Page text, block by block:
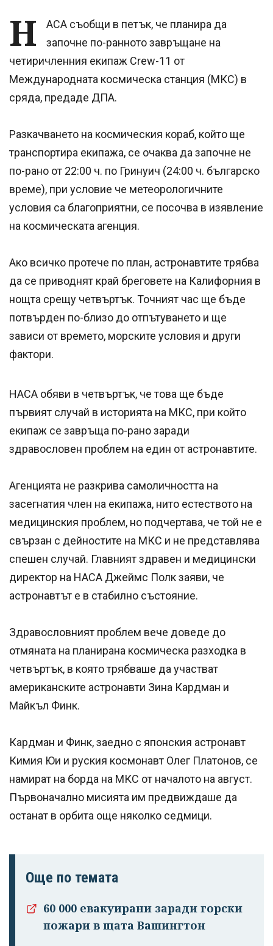
Н
АСА съобщи в петък, че планира да
започне по-ранното завръщане на
четиричленния екипаж Crew-11 от
Международната космическа станция (МКС) в
сряда, предаде ДПА.
Разкачването на космическия кораб, който ще
транспортира екипажа, се очаква да започне не
по-рано от 22:00 ч. по Гринуич (24:00 ч. българско
време), при условие че метеорологичните
условия са благоприятни, се посочва в изявление
на космическата агенция.
Ако всичко протече по план, астронавтите трябва
да се приводнят край бреговете на Калифорния в
нощта срещу четвъртък. Точният час ще бъде
потвърден по-близо до отпътуването и ще
зависи от времето, морските условия и други
фактори.
НАСА обяви в четвъртък, че това ще бъде
първият случай в историята на МКС, при който
екипаж се завръща по-рано заради
здравословен проблем на един от астронавтите.
Агенцията не разкрива самоличността на
засегнатия член на екипажа, нито естеството на
медицинския проблем, но подчертава, че той не е
свързан с дейностите на МКС и не представлява
спешен случай. Главният здравен и медицински
директор на НАСА Джеймс Полк заяви, че
астронавтът е в стабилно състояние.
Здравословният проблем вече доведе до
отмяната на планирана космическа разходка в
четвъртък, в която трябваше да участват
американските астронавти Зина Кардман и
Майкъл Финк.
Кардман и Финк, заедно с японския астронавт
Кимия Юи и руския космонавт Олег Платонов, се
намират на борда на МКС от началото на август.
Първоначално мисията им предвиждаше да
останат в орбита още няколко седмици.
Още по темата
60 000 евакуирани заради горски
пожари в щата Вашингтон